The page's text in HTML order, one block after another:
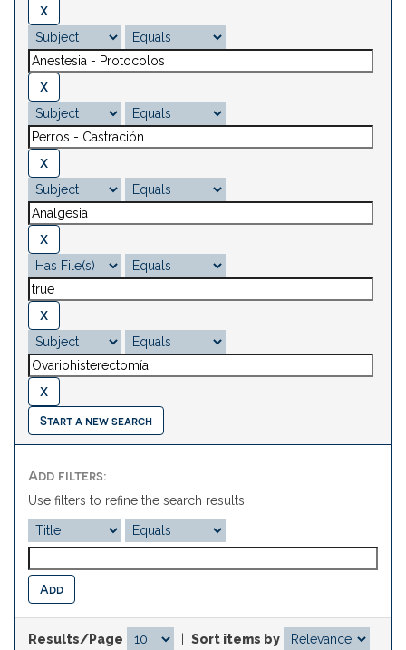
Start a new search
Add filters:
Use filters to refine the search results.
Results/Page
Sort items by